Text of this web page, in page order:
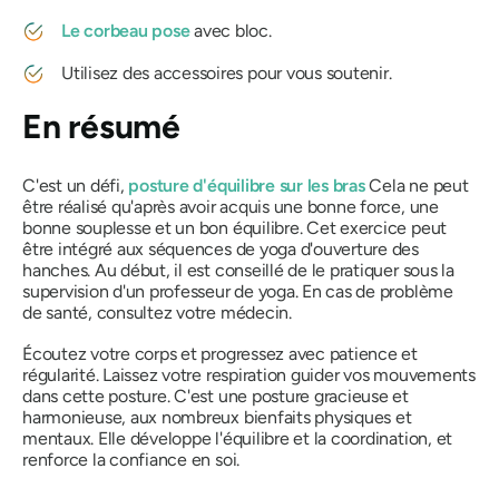
Le corbeau poseavec bloc.
Utilisez des accessoires pour vous soutenir.
En résumé
C'est un défi, posture d'équilibre sur les brasCela ne peut
être réalisé qu'après avoir acquis une bonne force, une
bonne souplesse et un bon équilibre. Cet exercice peut
être intégré aux séquences de yoga d'ouverture des
hanches. Au début, il est conseillé de le pratiquer sous la
supervision d'un professeur de yoga. En cas de problème
de santé, consultez votre médecin.
Écoutez votre corps et progressez avec patience et
régularité. Laissez votre respiration guider vos mouvements
dans cette posture. C'est une posture gracieuse et
harmonieuse, aux nombreux bienfaits physiques et
mentaux. Elle développe l'équilibre et la coordination, et
renforce la confiance en soi.